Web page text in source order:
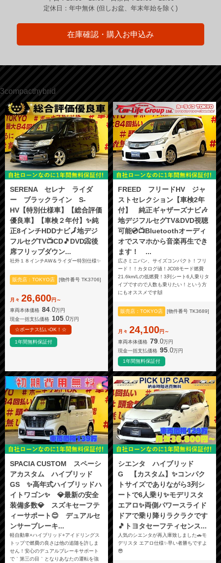
定休日：年中無休 (但しお盆、年末年始を除く)
在庫確認・購入お申込み
3compacthybrid
SERENA セレナ ライダ
ー ブラックライン S-
HV【特別仕様車】【総合評価
優良車】【車検２年付】✨純
正8インチHDDナビ🗾地デジ
フルセグTV📺CD🎵DVD📀後
席フリップダウン...
社外１８インチAW＆ライダー特別仕様✨
販売店：TOKYO店 [物件番号 TK3706]
月々 26,600円～
車両本体価格 84 .0万円
現金一括支払価格 105.0万円
☆ボーナス払いOK！☆
1年間無料保証付
FREED フリードHV ジャ
ストセレクション【車検2年
付】 純正ギャザーズナビ🎶
地デジフルセグTV&DVD視聴
可能💿📺Bluetoothオーディ
オでスマホから音楽再生でき
ます！ ...
広さミニバン、サイズコンパクト！フリ
ード！！カタログ値！JC08モード燃費
21.6km/Lの低燃費！3列シート6人乗りタ
イプですので人数も乗りたい！という方
にもオススメです🙌
販売店：TOKYO店 [物件番号 TK3689]
月々 24,100円～
車両本体価格 79 .0万円
現金一括支払価格 95.0万円
1年間無料保証付
SPACIA CUSTOM スペーシ
アカスタム ハイブリッド
GS ✨高年式ハイブリッドハ
イトワゴン✨ 💎最新の安全
装備多数💎 スズキセーフテ
ィーサポート😊 デュアルセ
ンサーブレーキ...
軽自動車+ハイブリッド+アイドリングス
トップで燃費の良さは他の追随を許しま
せん！安心のデュアルブレーキサポート
で｀第三の目｀となりあなたの運転を強
シエンタ ハイブリッド
G 【カスタム】✨コンパク
トサイズでありながら3列シ
ートで6人乗り✨モデリスタ
エアロ✨両側パワースライド
ドアで乗り降りラクラクです
🎵トヨタセーフティセンス...
人気のシエンタが再入庫致しました🚗モ
デリスタ エアロ仕様✨早い者勝ちですよ
😎